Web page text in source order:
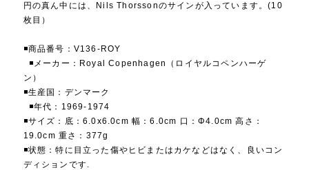
円の真ん中には、Nils Thorssonのサインが入っています。(10
枚目）
◾️商品番号：V136-ROY
◾️メーカー：Royal Copenhagen（ロイヤルコペンハーゲ
ン）
◾️生産国：デンマーク
◾️年代：1969-1974
◾️サイズ：底：6.0x6.0cm 幅：6.0cm 口：Φ4.0cm 高さ：
19.0cm 重さ：377g
◾️状態：特に目立った傷やヒビまたはカケなどはなく、良いコン
ディションです.